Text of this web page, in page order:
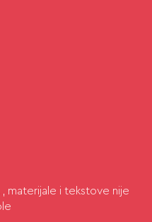
materijale i tekstove nije